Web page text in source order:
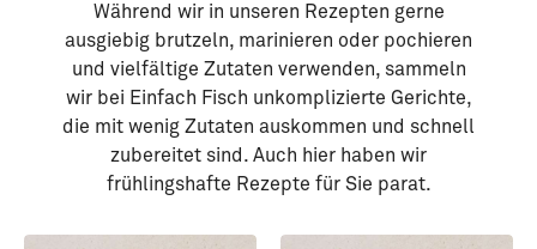
Während wir in unseren Rezepten gerne
ausgiebig brutzeln, marinieren oder pochieren
und vielfältige Zutaten verwenden, sammeln
wir bei Einfach Fisch unkomplizierte Gerichte,
die mit wenig Zutaten auskommen und schnell
zubereitet sind. Auch hier haben wir
frühlingshafte Rezepte für Sie parat.